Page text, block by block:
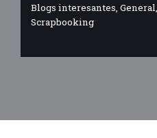
Blogs interesantes, General,
Scrapbooking